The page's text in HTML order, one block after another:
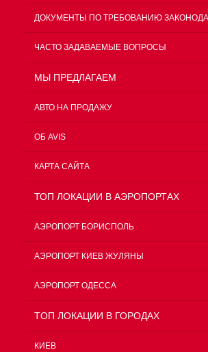
ДОКУМЕНТЫ ПО ТРЕБОВАНИЮ
ЧАСТО ЗАДАВАЕМЫЕ ВОПРОСЫ
МЫ ПРЕДЛАГАЕМ
АВТО НА ПРОДАЖУ
ОБ AVIS
КАРТА САЙТА
ТОП ЛОКАЦИИ В АЭРОПОРТАХ
АЭРОПОРТ БОРИСПОЛЬ
АЭРОПОРТ КИЕВ ЖУЛЯНЫ
АЭРОПОРТ ОДЕССА
TOП ЛОКАЦИИ В ГОРОДАХ
КИЕВ